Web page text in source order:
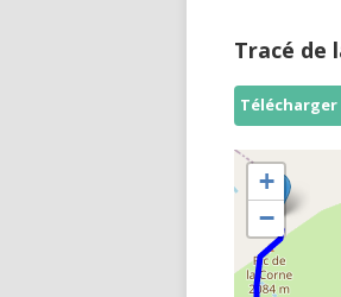
Tracé de
Télécharger
+
−